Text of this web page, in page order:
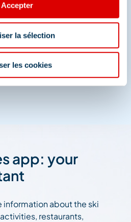
Accepter
la sélection
les cookies
in
media
app: your
information about the ski
restaurants,